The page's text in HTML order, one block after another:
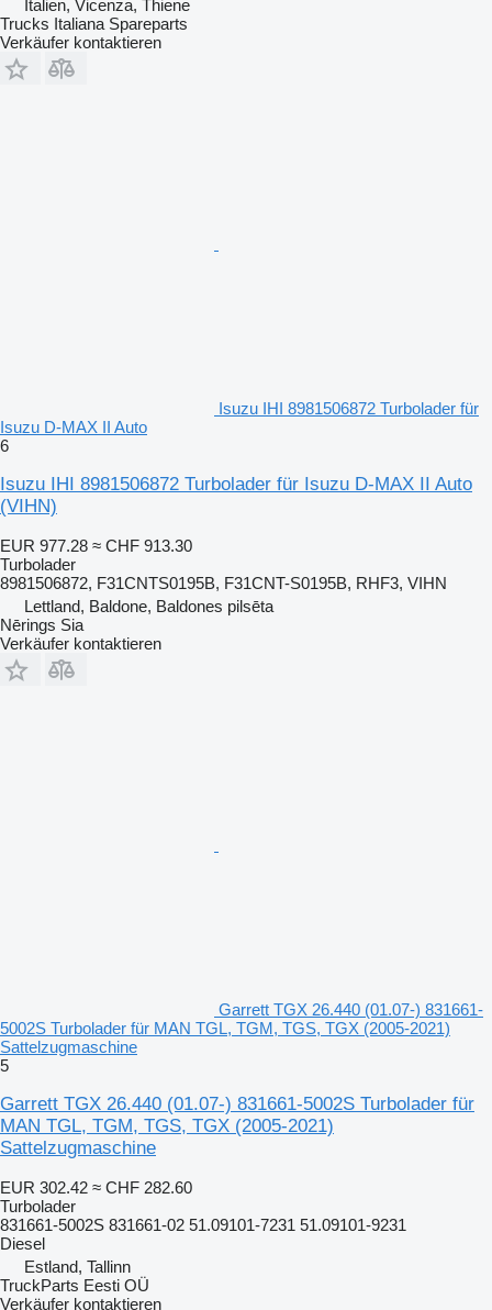
Italien, Vicenza, Thiene
Trucks Italiana Spareparts
Verkäufer kontaktieren
Isuzu IHI 8981506872 Turbolader für
Isuzu D-MAX II Auto
6
Isuzu IHI 8981506872 Turbolader für Isuzu D-MAX II Auto
(VIHN)
EUR 977.28 ≈ CHF 913.30
Turbolader
8981506872, F31CNTS0195B, F31CNT-S0195B, RHF3, VIHN
Lettland, Baldone, Baldones pilsēta
Nērings Sia
Verkäufer kontaktieren
Garrett TGX 26.440 (01.07-) 831661-
5002S Turbolader für MAN TGL, TGM, TGS, TGX (2005-2021)
Sattelzugmaschine
5
Garrett TGX 26.440 (01.07-) 831661-5002S Turbolader für
MAN TGL, TGM, TGS, TGX (2005-2021)
Sattelzugmaschine
EUR 302.42 ≈ CHF 282.60
Turbolader
831661-5002S 831661-02 51.09101-7231 51.09101-9231
Diesel
Estland, Tallinn
TruckParts Eesti OÜ
Verkäufer kontaktieren